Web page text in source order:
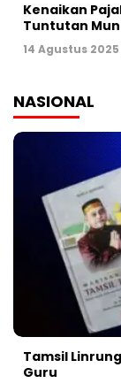
Kenaikan
Tuntutan
14 Agustus
NASIONAL
Tamsil
Guru